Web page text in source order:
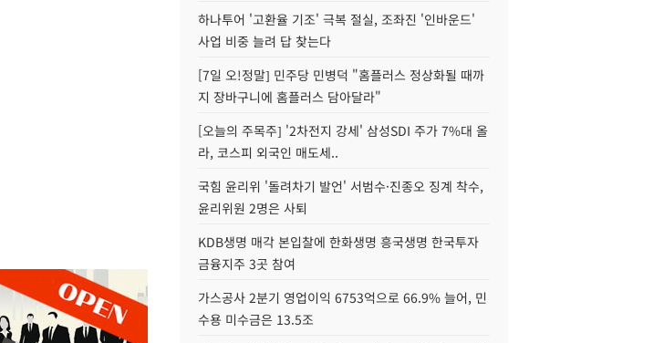
하나투어 '고환율 기조' 극복 절실, 조좌진 '인바운드'
사업 비중 늘려 답 찾는다
[7일 오!정말] 민주당 민병덕 "홈플러스 정상화될 때까
지 장바구니에 홈플러스 담아달라"
[오늘의 주목주] '2차전지 강세' 삼성SDI 주가 7%대 올
라, 코스피 외국인 매도세..
국힘 윤리위 '돌려차기 발언' 서범수·진종오 징계 착수,
윤리위원 2명은 사퇴
KDB생명 매각 본입찰에 한화생명 흥국생명 한국투자
금융지주 3곳 참여
가스공사 2분기 영업이익 6753억으로 66.9% 늘어, 민
수용 미수금은 13.5조